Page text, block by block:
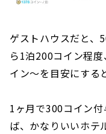
ゲストハウスだと、
ら1泊200コイン程
イン〜を目安にする
1ヶ月で300コイン
ば、かなりいいホテ